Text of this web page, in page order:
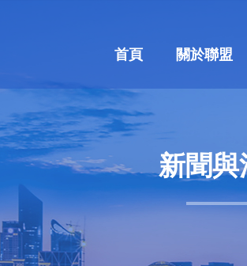
首頁 關於聯盟
新聞與